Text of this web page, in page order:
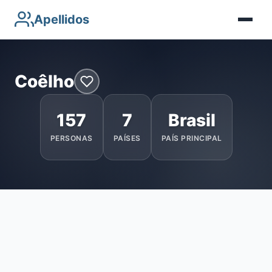
Apellidos
Coêlho
157
PERSONAS
7
PAÍSES
Brasil
PAÍS PRINCIPAL